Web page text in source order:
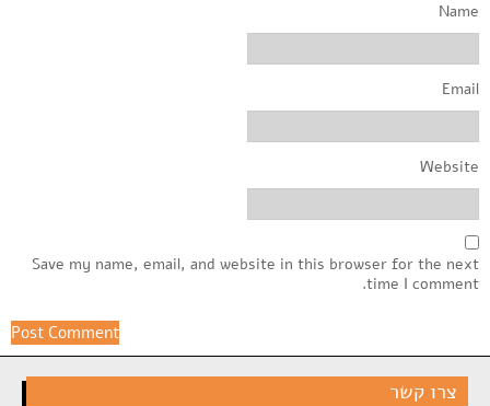
Name
Email
Website
Save my name, email, and website in this browser for the next
time I comment.
צרו קשר